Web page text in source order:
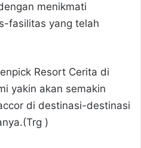
menikmati
fasilitas yang telah
Resort Cerita di
yakin akan semakin
di destinasi-destinasi
)